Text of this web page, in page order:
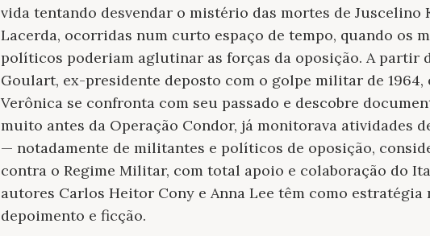
vida tentando desvendar o mistério das mortes de Juscelino
Lacerda, ocorridas num curto espaço de tempo, quando os
políticos poderiam aglutinar as forças da oposição. A partir
Goulart, ex-presidente deposto com o golpe militar de 1964,
Verônica se confronta com seu passado e descobre
muito antes da Operação Condor, já monitorava atividades
— notadamente de militantes e políticos de oposição,
contra o Regime Militar, com total apoio e colaboração do
autores Carlos Heitor Cony e Anna Lee têm como
depoimento e ficção.